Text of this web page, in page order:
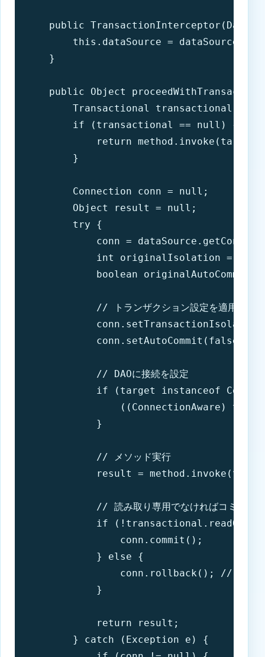
public
        this.dataSource = dataSource;
    }
public Object
Transactional transactional =
        if (transactional == null) {
return method.invoke(target,
        }
        Connection conn = null;
        Object result = null;
        try {
conn =
int originalIsolation =
boolean originalAutoCommit
            // トランザクション設定を適用
            conn.setAutoCommit(false);
            // DAOに接続を設定
if (target instanceof
((ConnectionAware)
            }
            // メソッド実行
result =
            // 読み取り専用でなければコミット
if
                conn.commit();
            } else {
conn.rollback(); // 読み取
            }
            return result;
        } catch (Exception e) {